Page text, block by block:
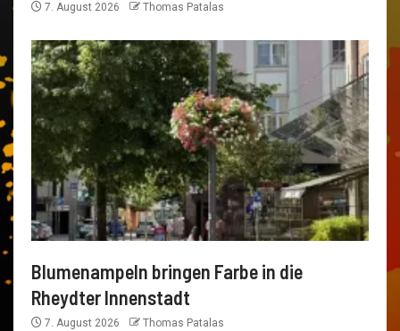
7. August 2026 Thomas Patalas
Blumenampeln bringen Farbe in die
Rheydter Innenstadt
7. August 2026 Thomas Patalas